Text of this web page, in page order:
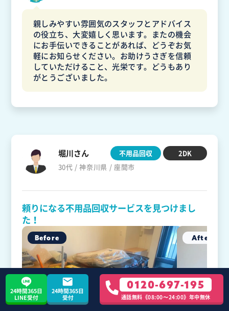
親しみやすい雰囲気のスタッフとアドバイス
の役立ち、大変嬉しく思います。またの機会
にお手伝いできることがあれば、どうぞお気
軽にお知らせください。お助けうさぎを信頼
していただけること、光栄です。どうもあり
がとうございました。
堀川さん
30代 / 神奈川県 / 座間市
不用品回収 2DK
頼りになる不用品回収サービスを見つけまし
た！
24時間365日
LINE受付
24時間365日
受付
0120-697-195
通話無料《08:00〜24:00》年中無休